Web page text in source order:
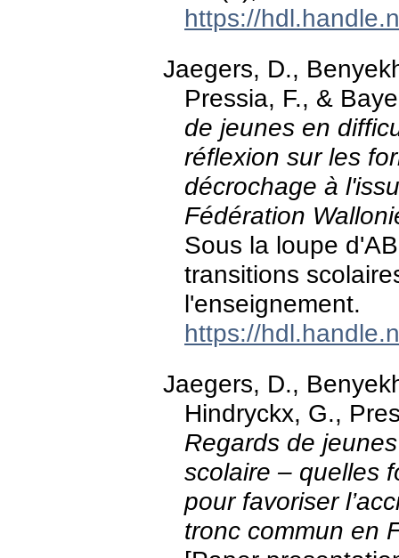
https://
Jaegers, D.,
Pressia, F., &
de jeunes en
réflexion sur les
décrochage à
Fédération
Sous la loupe
transitions
l'enseignement.
https://
Jaegers, D.,
Hindryckx, G.,
Regards de
scolaire – quelles
pour favoriser
tronc commun en